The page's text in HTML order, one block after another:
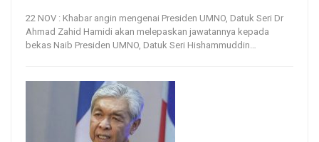
22 NOV : Khabar angin mengenai Presiden UMNO, Datuk Seri Dr
Ahmad Zahid Hamidi akan melepaskan jawatannya kepada
bekas Naib Presiden UMNO, Datuk Seri Hishammuddin…